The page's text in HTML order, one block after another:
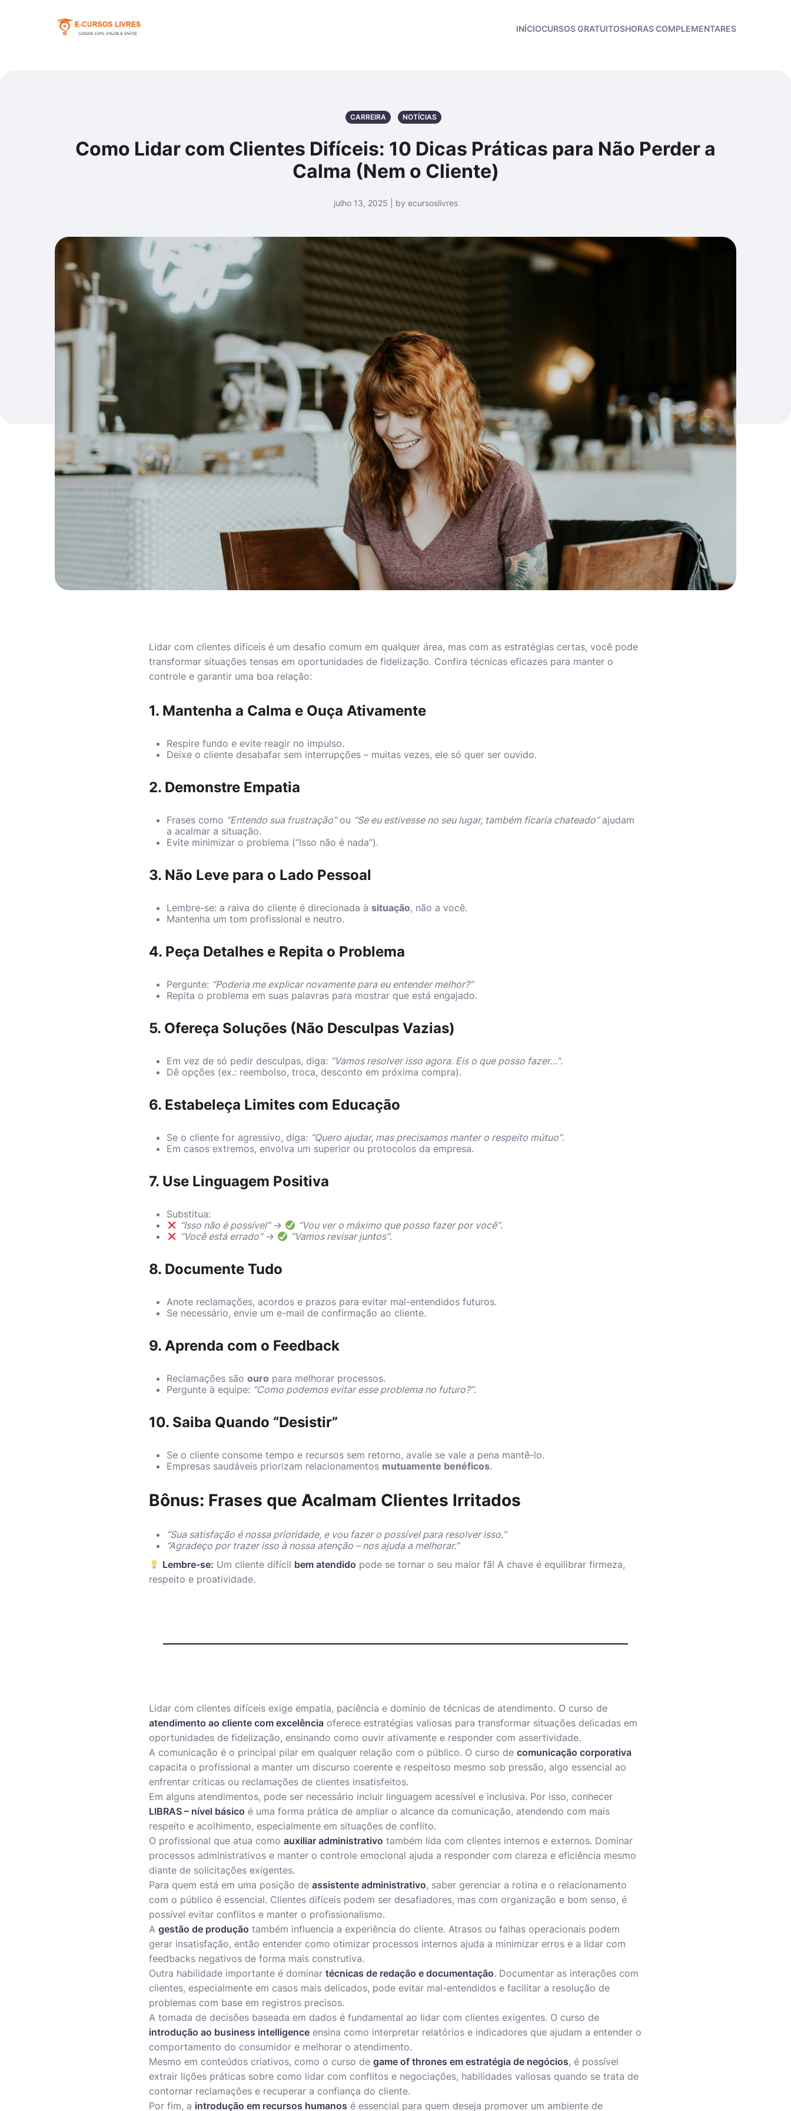
INÍCIOCURSOS GRATUITOSHORAS COMPLEMENTARES
CARREIRA NOTÍCIAS
Como Lidar com Clientes Difíceis: 10 Dicas Práticas para Não Perder a
Calma (Nem o Cliente)
julho 13, 2025 | by ecursoslivres
Lidar com clientes difíceis é um desafio comum em qualquer área, mas com as estratégias certas, você pode
transformar situações tensas em oportunidades de fidelização. Confira técnicas eficazes para manter o
controle e garantir uma boa relação:
1. Mantenha a Calma e Ouça Ativamente
Respire fundo e evite reagir no impulso.
Deixe o cliente desabafar sem interrupções – muitas vezes, ele só quer ser ouvido.
2. Demonstre Empatia
Frases como “Entendo sua frustração”ou “Se eu estivesse no seu lugar, também ficaria chateado”ajudam
a acalmar a situação.
Evite minimizar o problema (“Isso não é nada”).
3. Não Leve para o Lado Pessoal
Lembre-se: a raiva do cliente é direcionada à situação, não a você.
Mantenha um tom profissional e neutro.
4. Peça Detalhes e Repita o Problema
Pergunte: “Poderia me explicar novamente para eu entender melhor?”
Repita o problema em suas palavras para mostrar que está engajado.
5. Ofereça Soluções (Não Desculpas Vazias)
Em vez de só pedir desculpas, diga: “Vamos resolver isso agora. Eis o que posso fazer…”.
Dê opções (ex.: reembolso, troca, desconto em próxima compra).
6. Estabeleça Limites com Educação
Se o cliente for agressivo, diga: “Quero ajudar, mas precisamos manter o respeito mútuo”.
Em casos extremos, envolva um superior ou protocolos da empresa.
7. Use Linguagem Positiva
Substitua:
“Isso não é possível”→ “Vou ver o máximo que posso fazer por você”.
“Você está errado”→ “Vamos revisar juntos”.
8. Documente Tudo
Anote reclamações, acordos e prazos para evitar mal-entendidos futuros.
Se necessário, envie um e-mail de confirmação ao cliente.
9. Aprenda com o Feedback
Reclamações são ouro para melhorar processos.
Pergunte à equipe: “Como podemos evitar esse problema no futuro?”.
10. Saiba Quando “Desistir”
Se o cliente consome tempo e recursos sem retorno, avalie se vale a pena mantê-lo.
Empresas saudáveis priorizam relacionamentos mutuamente benéficos.
Bônus: Frases que Acalmam Clientes Irritados
“Sua satisfação é nossa prioridade, e vou fazer o possível para resolver isso.”
“Agradeço por trazer isso à nossa atenção – nos ajuda a melhorar.”
Lembre-se: Um cliente difícil bem atendido pode se tornar o seu maior fã! A chave é equilibrar firmeza,
respeito e proatividade.
Lidar com clientes difíceis exige empatia, paciência e domínio de técnicas de atendimento. O curso de
atendimento ao cliente com excelência oferece estratégias valiosas para transformar situações delicadas em
oportunidades de fidelização, ensinando como ouvir ativamente e responder com assertividade.
A comunicação é o principal pilar em qualquer relação com o público. O curso de comunicação corporativa
capacita o profissional a manter um discurso coerente e respeitoso mesmo sob pressão, algo essencial ao
enfrentar críticas ou reclamações de clientes insatisfeitos.
Em alguns atendimentos, pode ser necessário incluir linguagem acessível e inclusiva. Por isso, conhecer
LIBRAS – nível básico é uma forma prática de ampliar o alcance da comunicação, atendendo com mais
respeito e acolhimento, especialmente em situações de conflito.
O profissional que atua como auxiliar administrativo também lida com clientes internos e externos. Dominar
processos administrativos e manter o controle emocional ajuda a responder com clareza e eficiência mesmo
diante de solicitações exigentes.
Para quem está em uma posição de assistente administrativo, saber gerenciar a rotina e o relacionamento
com o público é essencial. Clientes difíceis podem ser desafiadores, mas com organização e bom senso, é
possível evitar conflitos e manter o profissionalismo.
A gestão de produção também influencia a experiência do cliente. Atrasos ou falhas operacionais podem
gerar insatisfação, então entender como otimizar processos internos ajuda a minimizar erros e a lidar com
feedbacks negativos de forma mais construtiva.
Outra habilidade importante é dominar técnicas de redação e documentação. Documentar as interações com
clientes, especialmente em casos mais delicados, pode evitar mal-entendidos e facilitar a resolução de
problemas com base em registros precisos.
A tomada de decisões baseada em dados é fundamental ao lidar com clientes exigentes. O curso de
introdução ao business intelligence ensina como interpretar relatórios e indicadores que ajudam a entender o
comportamento do consumidor e melhorar o atendimento.
Mesmo em conteúdos criativos, como o curso de game of thrones em estratégia de negócios, é possível
extrair lições práticas sobre como lidar com conflitos e negociações, habilidades valiosas quando se trata de
contornar reclamações e recuperar a confiança do cliente.
Por fim, a introdução em recursos humanos é essencial para quem deseja promover um ambiente de